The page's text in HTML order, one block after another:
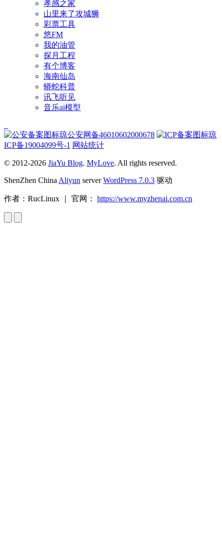
孝感之家
山里来了攻城狮
彩票工具
悠FM
我的油管
探月工程
有个博客
海南仙岛
蟒蛇科普
讯飞听见
音乐ai模型
琼公安网备46010602000678
琼
ICP备19004099号-1 网站统计
© 2012-2026 JiaYu Blog. MyLove. All rights reserved.
ShenZhen China Aliyun serverWordPress 7.0.3 驱动
作者：RucLinux ｜ 官网： https://www.myzhenai.com.cn